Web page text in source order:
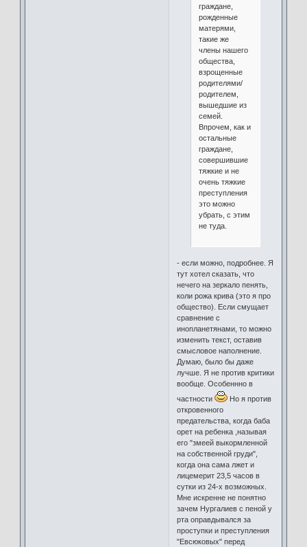
граждане,
рожденные
матерями,
такие же
члены нашего
общества,
взрощенные
родителями/
родителем,
вышедшие из
семей.
Впрочем, как и
остальные
граждане,
совершившие
тяжкие и не
очень тяжкие
преступления
это можно
убрать, с этим
не туда.
- если можно, подробнее. Я
тут хотел сказать, что
нечего на зеркало пенять,
коли рожа крива (это я про
общество). Если смущает
сравнение с
инопланетянами, то можно
изменить текст, оставив
смысловое наполнение.
Думаю, было бы даже
лучше. Я не против критики
вообще. Особеннно в
частности
Но я против
откровенного
предательства, когда баба
орет на ребенка ,называя
его "змеей выкормленной
на собственной груди",
когда она сама лжет и
лицемерит 23,5 часов в
сутки из 24-х возможных.
Мне искренне не понятно
зачем Нургалиев с пеной у
рта оправдывался за
проступки и преступления
"Евсюковых" перед